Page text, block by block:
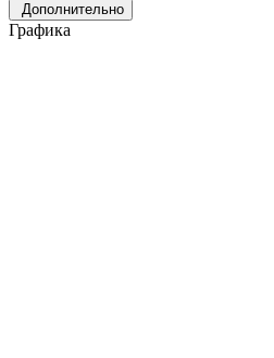
Дополнительно
Графика